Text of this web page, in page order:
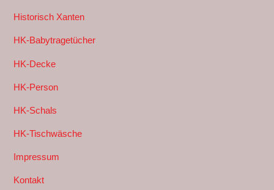
Historisch Xanten
HK-Babytragetücher
HK-Decke
HK-Person
HK-Schals
HK-Tischwäsche
Impressum
Kontakt